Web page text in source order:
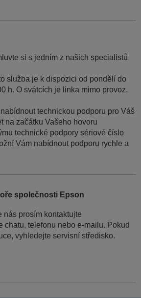
si s jedním z našich specialistů
služba je k dispozici od pondělí do
h. O svátcích je linka mimo provoz.
technickou podporu pro Váš
na začátku Vašeho hovoru
technické podpory sériové číslo
Vám nabídnout podporu rychle a
společnosti Epson
nás prosím kontaktujte
chatu, telefonu nebo e-mailu. Pokud
vyhledejte servisní středisko.